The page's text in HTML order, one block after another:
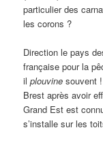
particulier des
les corons ?
Direction le pays
française pour la
ilplouvine souvent
Brest après avoir
Grand Est est
s’installe sur les